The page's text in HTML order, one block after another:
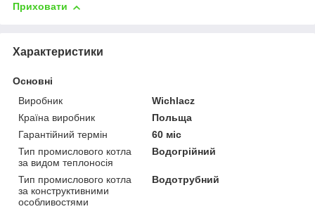
Приховати
Характеристики
Основні
Виробник
Wichlacz
Країна виробник
Польща
Гарантійний термін
60 міс
Тип промислового котла
за видом теплоносія
Водогрійний
Тип промислового котла
за конструктивними
особливостями
Водотрубний